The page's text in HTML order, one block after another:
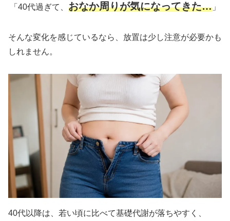
「40代過ぎて、 おなか周りが気になってきた… 」
そんな変化を感じているなら、放置は少し注意が必要かも
しれません。
40代以降は、若い頃に比べて基礎代謝が落ちやすく、